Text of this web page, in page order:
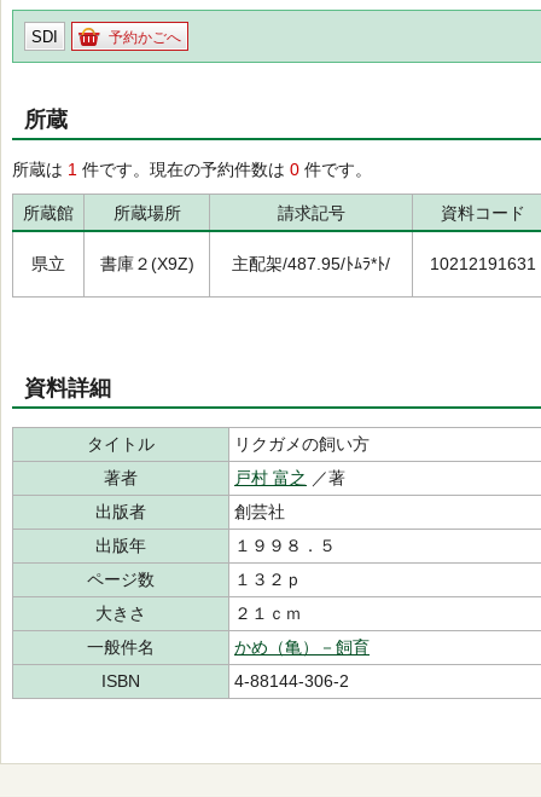
SDI 予約かごへ
所蔵
所蔵は 1 件です。現在の予約件数は 0 件です。
所蔵館 所蔵場所 請求記号 資料コード
県立 書庫２(X9Z) 主配架/487.95/ﾄﾑﾗ*ﾄ/ 10212191631
資料詳細
タイトル
リクガメの飼い方
著者
戸村 富之 ／著
出版者
創芸社
出版年
１９９８．５
ページ数
１３２ｐ
大きさ
２１ｃｍ
一般件名
かめ（亀）－飼育
ISBN
4-88144-306-2